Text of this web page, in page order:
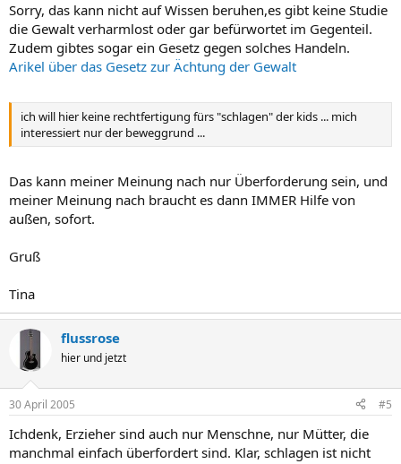
Sorry, das kann nicht auf Wissen beruhen,es gibt keine Studie
die Gewalt verharmlost oder gar befürwortet im Gegenteil.
Zudem gibtes sogar ein Gesetz gegen solches Handeln.
Arikel über das Gesetz zur Ächtung der Gewalt
ich will hier keine rechtfertigung fürs "schlagen" der kids ... mich
interessiert nur der beweggrund ...
Das kann meiner Meinung nach nur Überforderung sein, und
meiner Meinung nach braucht es dann IMMER Hilfe von
außen, sofort.
Gruß
Tina
flussrose
hier und jetzt
30 April 2005 #5
Ichdenk, Erzieher sind auch nur Menschne, nur Mütter, die
manchmal einfach überfordert sind. Klar, schlagen ist nicht